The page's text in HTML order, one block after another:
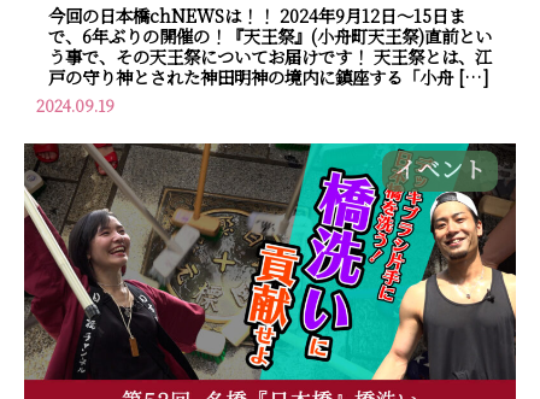
今回の日本橋chNEWSは！！ 2024年9月12日～15日ま
で、6年ぶりの開催の！『天王祭』(小舟町天王祭)直前とい
う事で、その天王祭についてお届けです！ 天王祭とは、江
戸の守り神とされた神田明神の境内に鎮座する「小舟 […]
2024.09.19
イベント